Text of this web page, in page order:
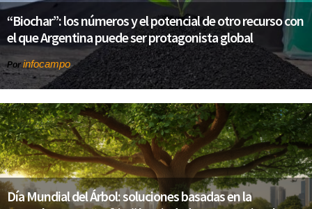
“Biochar”: los números y el potencial de otro recurso con
el que Argentina puede ser protagonista global
Porinfocampo
Día Mundial del Árbol: soluciones basadas en la